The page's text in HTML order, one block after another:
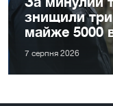
знищили три
майже 5000
7 серпня 2026